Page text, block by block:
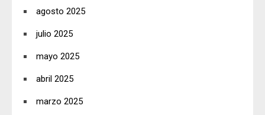
agosto 2025
julio 2025
mayo 2025
abril 2025
marzo 2025